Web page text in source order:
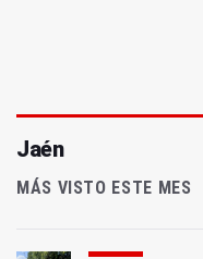
Jaén
MÁS VISTO ESTE MES